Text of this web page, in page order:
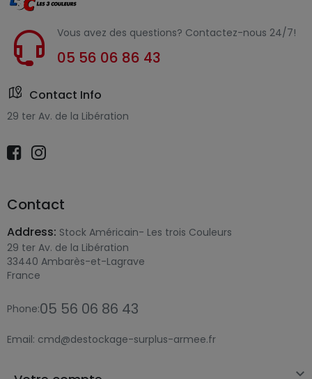
Vous avez des questions? Contactez-nous 24/7!
05 56 06 86 43
Contact Info
29 ter Av. de la Libération
Contact
Address: Stock Américain- Les trois Couleurs
29 ter Av. de la Libération
33440 Ambarès-et-Lagrave
France
Phone:05 56 06 86 43
Email: cmd@destockage-surplus-armee.fr
